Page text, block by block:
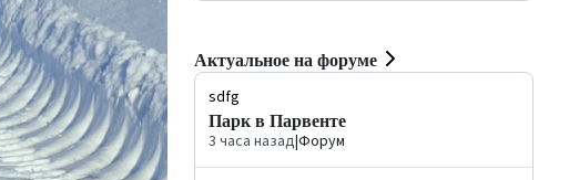
Актуальное на форуме
sdfg
Парк в Парвенте
3 часа назад|Форум